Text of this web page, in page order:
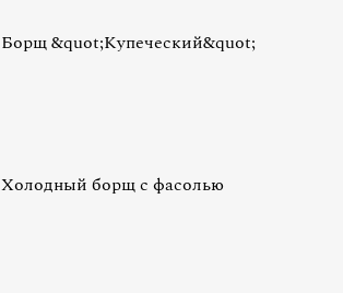
Борщ &quot;Купеческий&quot;
Холодный борщ с фасолью